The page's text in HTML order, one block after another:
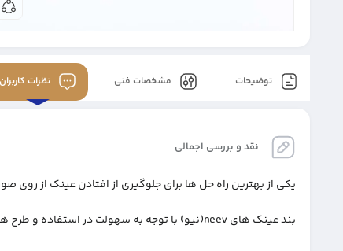
توضیحات مشخصات فنی نظرات کاربران
نقد و بررسی اجمالی
یکی از بهترین راه حل ها برای جلوگیری از افتادن عینک از
بند عینک های neev(نیو) با توجه به سهولت در استفاده و طرح های زیبا مورد توجه بسیاری از افراد قرار گرفته است.